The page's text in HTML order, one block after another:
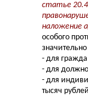
статье
наложение
особого
- для
- для
- для
тысяч